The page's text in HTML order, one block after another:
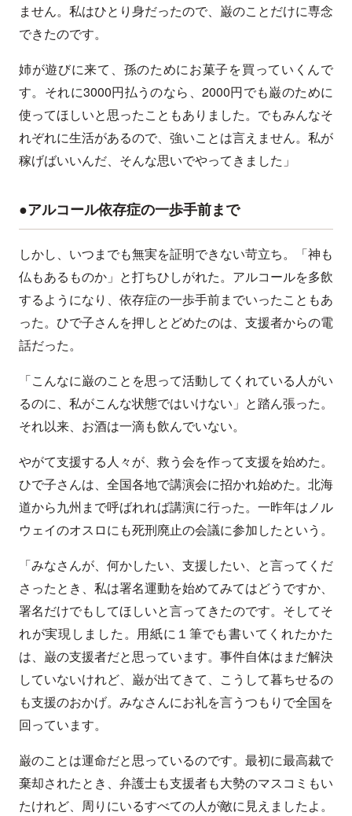
ません。私はひとり身だったので、巌のことだけに専念
できたのです。
姉が遊びに来て、孫のためにお菓子を買っていくんで
す。それに3000円払うのなら、2000円でも巌のために
使ってほしいと思ったこともありました。でもみんなそ
れぞれに生活があるので、強いことは言えません。私が
稼げばいいんだ、そんな思いでやってきました」
●アルコール依存症の一歩手前まで
しかし、いつまでも無実を証明できない苛立ち。「神も
仏もあるものか」と打ちひしがれた。アルコールを多飲
するようになり、依存症の一歩手前までいったこともあ
った。ひで子さんを押しとどめたのは、支援者からの電
話だった。
「こんなに巌のことを思って活動してくれている人がい
るのに、私がこんな状態ではいけない」と踏ん張った。
それ以来、お酒は一滴も飲んでいない。
やがて支援する人々が、救う会を作って支援を始めた。
ひで子さんは、全国各地で講演会に招かれ始めた。北海
道から九州まで呼ばれれば講演に行った。一昨年はノル
ウェイのオスロにも死刑廃止の会議に参加したという。
「みなさんが、何かしたい、支援したい、と言ってくだ
さったとき、私は署名運動を始めてみてはどうですか、
署名だけでもしてほしいと言ってきたのです。そしてそ
れが実現しました。用紙に１筆でも書いてくれたかた
は、巌の支援者だと思っています。事件自体はまだ解決
していないけれど、巌が出てきて、こうして暮ちせるの
も支援のおかげ。みなさんにお礼を言うつもりで全国を
回っています。
巌のことは運命だと思っているのです。最初に最高裁で
棄却されたとき、弁護士も支援者も大勢のマスコミもい
たけれど、周りにいるすべての人が敵に見えましたよ。